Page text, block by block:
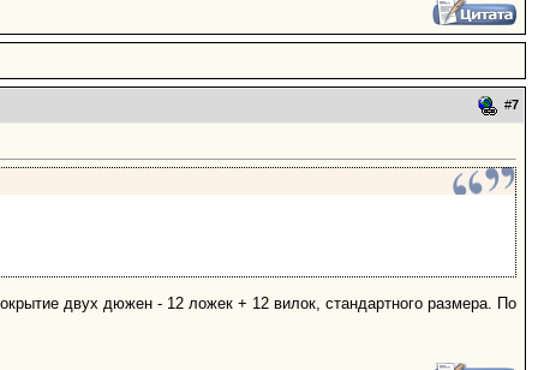
#7
двух дюжен - 12 ложек + 12 вилок, стандартного размера. По